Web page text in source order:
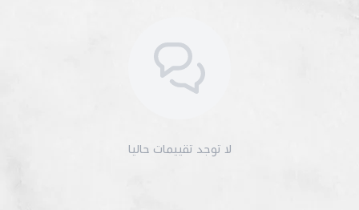
لا توجد تقييمات حاليا